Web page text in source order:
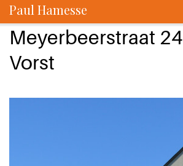
Paul Hamesse
Meyerbeerstraat 24
Vorst